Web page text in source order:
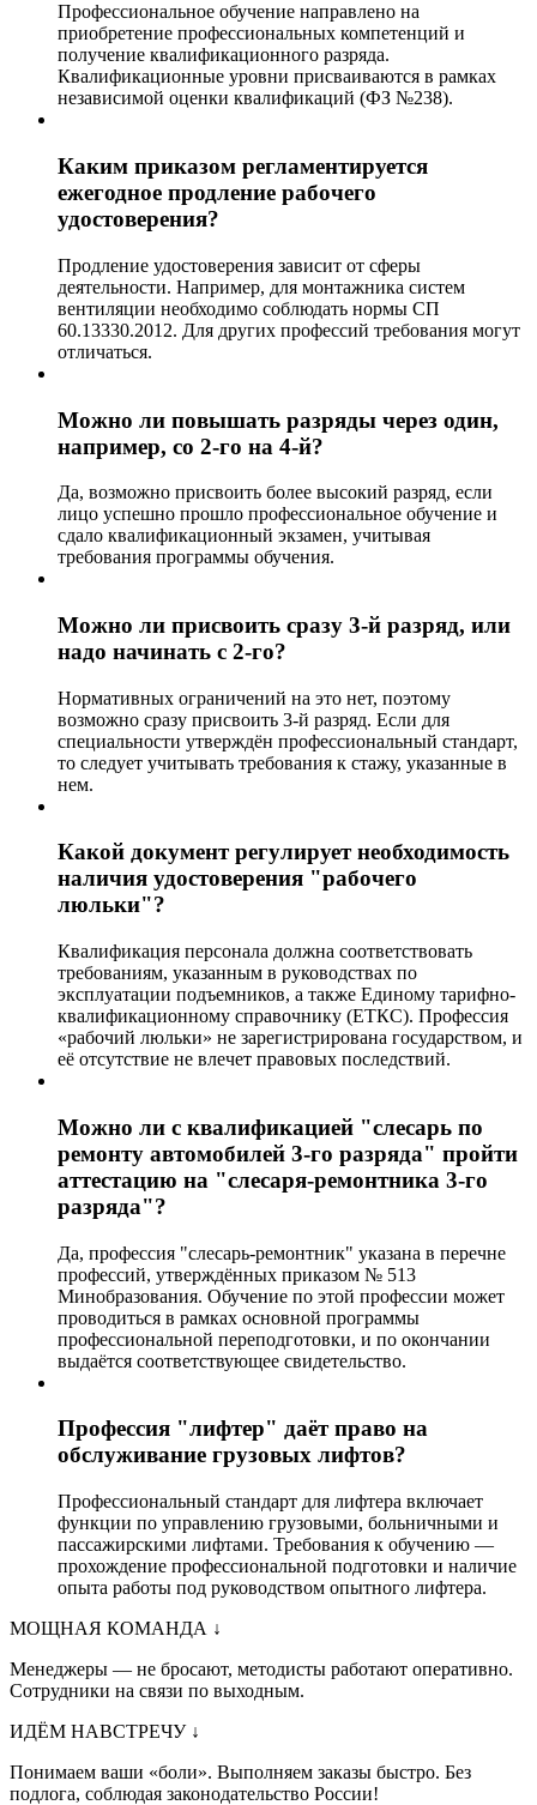
Профессиональное обучение направлено на
приобретение профессиональных компетенций и
получение квалификационного разряда.
Квалификационные уровни присваиваются в рамках
независимой оценки квалификаций (ФЗ №238).
Каким приказом регламентируется
ежегодное продление рабочего
удостоверения?
Продление удостоверения зависит от сферы
деятельности. Например, для монтажника систем
вентиляции необходимо соблюдать нормы СП
60.13330.2012. Для других профессий требования могут
отличаться.
Можно ли повышать разряды через один,
например, со 2-го на 4-й?
Да, возможно присвоить более высокий разряд, если
лицо успешно прошло профессиональное обучение и
сдало квалификационный экзамен, учитывая
требования программы обучения.
Можно ли присвоить сразу 3-й разряд, или
надо начинать с 2-го?
Нормативных ограничений на это нет, поэтому
возможно сразу присвоить 3-й разряд. Если для
специальности утверждён профессиональный стандарт,
то следует учитывать требования к стажу, указанные в
нем.
Какой документ регулирует необходимость
наличия удостоверения "рабочего
люльки"?
Квалификация персонала должна соответствовать
требованиям, указанным в руководствах по
эксплуатации подъемников, а также Единому тарифно-
квалификационному справочнику (ЕТКС). Профессия
«рабочий люльки» не зарегистрирована государством, и
её отсутствие не влечет правовых последствий.
Можно ли с квалификацией "слесарь по
ремонту автомобилей 3-го разряда" пройти
аттестацию на "слесаря-ремонтника 3-го
разряда"?
Да, профессия "слесарь-ремонтник" указана в перечне
профессий, утверждённых приказом № 513
Минобразования. Обучение по этой профессии может
проводиться в рамках основной программы
профессиональной переподготовки, и по окончании
выдаётся соответствующее свидетельство.
Профессия "лифтер" даёт право на
обслуживание грузовых лифтов?
Профессиональный стандарт для лифтера включает
функции по управлению грузовыми, больничными и
пассажирскими лифтами. Требования к обучению —
прохождение профессиональной подготовки и наличие
опыта работы под руководством опытного лифтера.
МОЩНАЯ КОМАНДА ↓
Менеджеры — не бросают, методисты работают оперативно.
Сотрудники на связи по выходным.
ИДЁМ НАВСТРЕЧУ ↓
Понимаем ваши «боли». Выполняем заказы быстро. Без
подлога, соблюдая законодательство России!